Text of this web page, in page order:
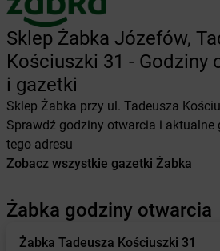
Sklep Żabka Józefów,
Kościuszki 31 - Godziny
i gazetki
Sklep Żabka przy ul. Tadeusza
Sprawdź godziny otwarcia i aktualne
tego adresu
Zobacz wszystkie gazetki Żabka
Żabka godziny otwarcia
Żabka Tadeusza Kościuszki 31